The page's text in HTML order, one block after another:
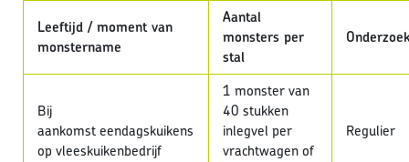
Leeftijd / moment van
monstername
Aantal
monsters per
stal
Bij
aankomst eendagskuikens
op vleeskuikenbedrijf
1 monster van
40 stukken
inlegvel per
vrachtwagen of
Regulier